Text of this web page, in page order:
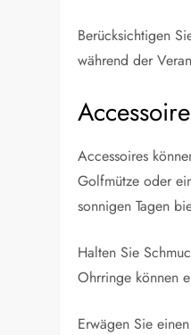
Berücksichtigen
während der
Accessoires
Golfmütze oder
sonnigen Tagen
Halten Sie
Ohrringe können
Erwägen Sie